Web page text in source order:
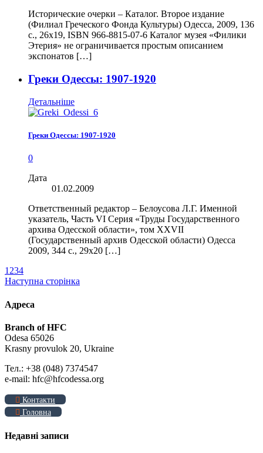
Исторические очерки – Каталог. Второе издание
(Филиал Греческого Фонда Культуры) Одесса, 2009, 136
с., 26х19, ISBN 966-8815-07-6 Каталог музея «Филики
Этерия» не ограничивается простым описанием
экспонатов […]
Греки Одессы: 1907-1920
Детальніше
Греки Одессы: 1907-1920
0
Дата
01.02.2009
Ответственный редактор – Белоусова Л.Г. Именной
указатель, Часть VI Серия «Труды Государственного
архива Одесской области», том XXVII
(Государственный архив Одесской области) Одесса
2009, 344 с., 29х20 […]
1 234
Наступна сторінка
Адреса
Branch of HFC
Odesa 65026
Krasny provulok 20, Ukraine
Тел.: +38 (048) 7374547
e-mail: hfc@hfcodessa.org
Контакти
Головна
Недавні записи